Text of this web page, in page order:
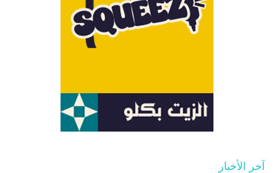
آخر الأخبار